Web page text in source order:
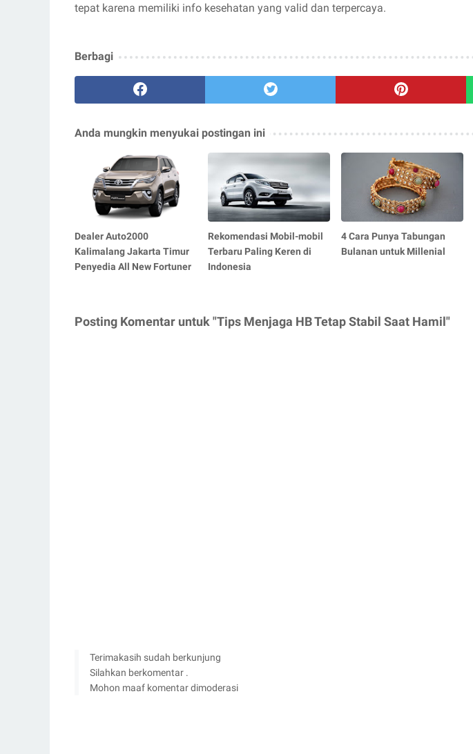
tepat karena memiliki info kesehatan yang valid dan terpercaya.
Berbagi
Anda mungkin menyukai postingan ini
Dealer Auto2000
Kalimalang Jakarta Timur
Penyedia All New Fortuner
Rekomendasi Mobil-mobil
Terbaru Paling Keren di
Indonesia
4 Cara Punya Tabungan
Bulanan untuk Millenial
Posting Komentar untuk "Tips Menjaga HB Tetap Stabil Saat Hamil"
Terimakasih sudah berkunjung
Silahkan berkomentar .
Mohon maaf komentar dimoderasi